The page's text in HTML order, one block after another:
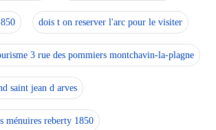
dois t on reserver l'arc pour le visiter
3 rue des pommiers montchavin-la-plagne
saint jean d arves
ménuires reberty 1850